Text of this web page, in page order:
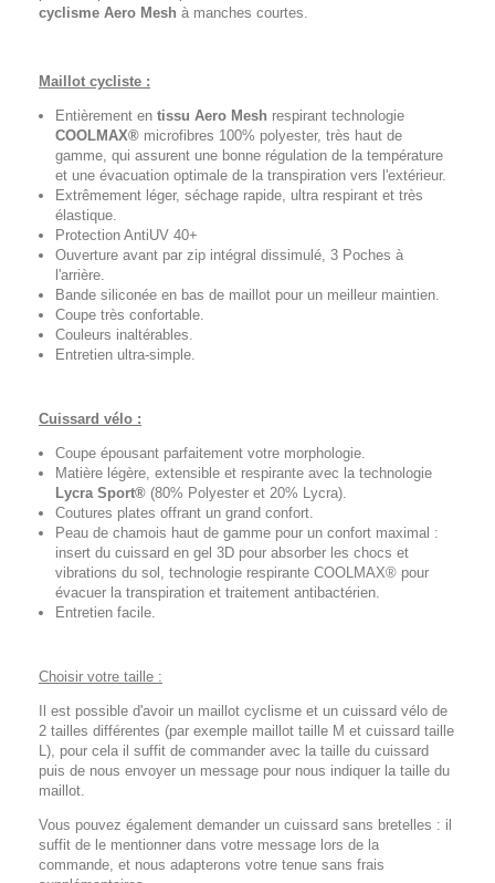
cyclisme Aero Mesh à manches courtes.
Maillot cycliste :
Entièrement en tissu Aero Mesh respirant technologie
COOLMAX® microfibres 100% polyester, très haut de
gamme, qui assurent une bonne régulation de la température
et une évacuation optimale de la transpiration vers l'extérieur.
Extrêmement léger, séchage rapide, ultra respirant et très
élastique.
Protection AntiUV 40+
Ouverture avant par zip intégral dissimulé, 3 Poches à
l'arrière.
Bande siliconée en bas de maillot pour un meilleur maintien.
Coupe très confortable.
Couleurs inaltérables.
Entretien ultra-simple.
Cuissard vélo :
Coupe épousant parfaitement votre morphologie.
Matière légère, extensible et respirante avec la technologie
Lycra Sport® (80% Polyester et 20% Lycra).
Coutures plates offrant un grand confort.
Peau de chamois haut de gamme pour un confort maximal :
insert du cuissard en gel 3D pour absorber les chocs et
vibrations du sol, technologie respirante COOLMAX® pour
évacuer la transpiration et traitement antibactérien.
Entretien facile.
Choisir votre taille :
Il est possible d'avoir un maillot cyclisme et un cuissard vélo de
2 tailles différentes (par exemple maillot taille M et cuissard taille
L), pour cela il suffit de commander avec la taille du cuissard
puis de nous envoyer un message pour nous indiquer la taille du
maillot.
Vous pouvez également demander un cuissard sans bretelles : il
suffit de le mentionner dans votre message lors de la
commande, et nous adapterons votre tenue sans frais